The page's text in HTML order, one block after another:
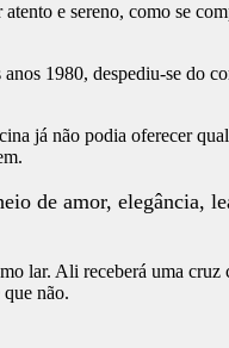
e sereno, como se
1980, despediu-se do
já não podia oferecer
de amor, elegância,
lar. Ali receberá uma cruz
não.